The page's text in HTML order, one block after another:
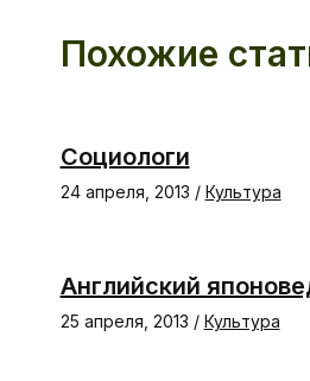
Похожие
Социологи
24 апреля, 2013 / Культура
Английский
25 апреля, 2013 / Культура